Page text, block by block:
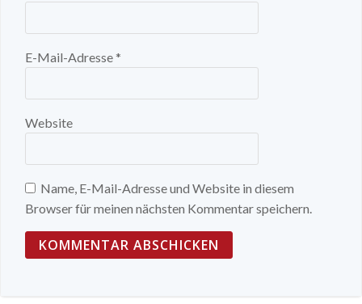
E-Mail-Adresse*
Website
Name, E-Mail-Adresse und Website in diesem
Browser für meinen nächsten Kommentar speichern.